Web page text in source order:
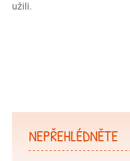
užili.
NEPŘEHLÉDNĚTE